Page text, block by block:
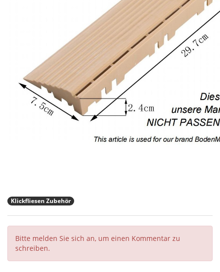
Klickfliesen Zubehör
Bitte melden Sie sich an, um einen Kommentar zu
schreiben.